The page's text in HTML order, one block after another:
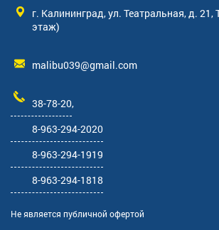
г. Калининград, ул. Театральная, д.
этаж)
malibu039@gmail.com
38-78-20,
8-963-294-2020
8-963-294-1919
8-963-294-1818
Не является публичной офертой